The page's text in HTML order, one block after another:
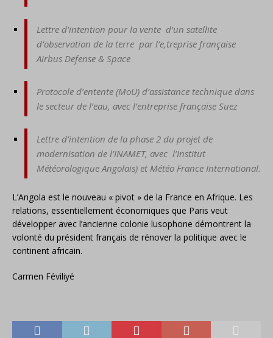
Lettre d’intention pour la vente d’un satellite
d’observation de la terre par l’e,treprise française
Airbus Defense & Space
Protocole d’entente (MoU) d’assistance technique dans
le secteur de l’eau, avec l’entreprise française Suez
Lettre d’intention de la phase 2 du projet de
modernisation de l’INAMET, avec l’Institut
Météorologique Angolais) et Météo France International.
L’Angola est le nouveau « pivot » de la France en Afrique. Les
relations, essentiellement économiques que Paris veut
développer avec l’ancienne colonie lusophone démontrent la
volonté du président français de rénover la politique avec le
continent africain.
Carmen Féviliyé